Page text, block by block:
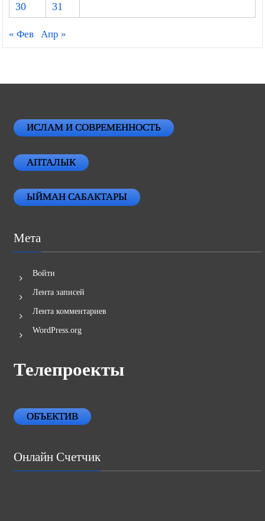
30
31
« Фев Апр »
ИСЛАМ И СОВРЕМЕННОСТЬ
АПТАЛЫК
ЫЙМАН САБАКТАРЫ
Мета
Войти
Лента записей
Лента комментариев
WordPress.org
Телепроекты
ОБЪЕКТИВ
Онлайн Счетчик